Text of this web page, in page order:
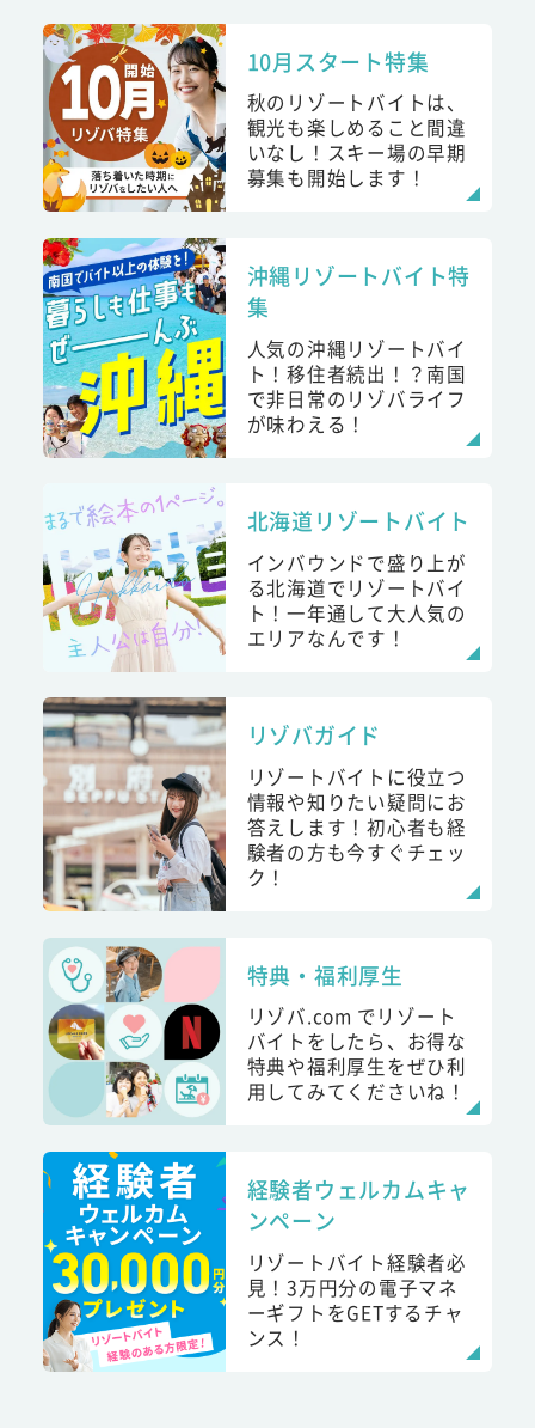
10月スタート特集
秋のリゾートバイトは、
観光も楽しめること間違
いなし！スキー場の早期
募集も開始します！
沖縄リゾートバイト特
集
人気の沖縄リゾートバイ
ト！移住者続出！？南国
で非日常のリゾバライフ
が味わえる！
北海道リゾートバイト
インバウンドで盛り上が
る北海道でリゾートバイ
ト！一年通して大人気の
エリアなんです！
リゾバガイド
リゾートバイトに役立つ
情報や知りたい疑問にお
答えします！初心者も経
験者の方も今すぐチェッ
ク！
特典・福利厚生
リゾバ.com でリゾート
バイトをしたら、お得な
特典や福利厚生をぜひ利
用してみてくださいね！
経験者ウェルカムキャ
ンペーン
リゾートバイト経験者必
見！3万円分の電子マネ
ーギフトをGETするチャ
ンス！